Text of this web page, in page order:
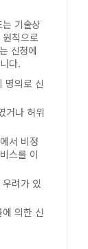
기술상
칙으로
신청에
다.
명의로 신
거나 허위
서 비정
스를 이
려가 있
의한 신